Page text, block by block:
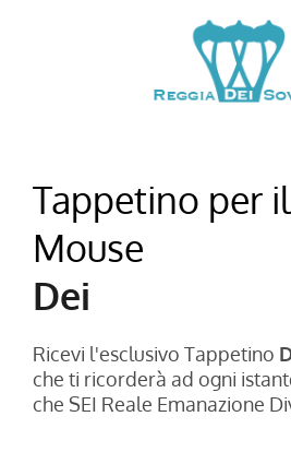
Tappetino per
Mouse
Dei
Ricevi l'esclusivo Tappetino
che ti ricorderà ad ogni
che SEI Reale Emanazione